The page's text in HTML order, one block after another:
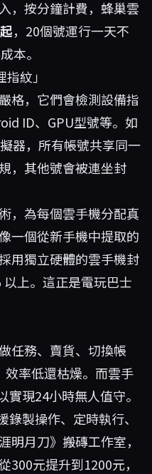
，按分鐘計費，蜂巢雲
，20個號運行一天不
本。
紋」
格，它們會檢測設備指
ID、GPU型號等。如
器，所有帳號共享同一
，其他號會被連坐封
，為每個雲手機分配真
一個從新手機中提取的
用獨立硬體的雲手機封
以上。這正是電玩巴士
任務、賣貨、切換帳
率低還枯燥。而雲手
現24小時無人值守。
製操作、定時執行、
明月刀》搬磚工作室，
300元提升到1200元，